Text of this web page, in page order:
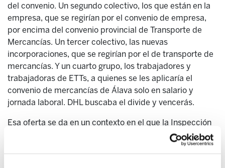
del convenio. Un segundo colectivo, los que están en la
empresa, que se regirían por el convenio de empresa,
por encima del convenio provincial de Transporte de
Mercancías. Un tercer colectivo, las nuevas
incorporaciones, que se regirían por el de transporte de
mercancías. Y un cuarto grupo, los trabajadores y
trabajadoras de ETTs, a quienes se les aplicaría el
convenio de mercancías de Álava solo en salario y
jornada laboral. DHL buscaba el divide y vencerás.
Esa oferta se da en un contexto en el que la Inspección
de Trabajo había dado la razón a ELA sobre el uso
fraudulento que la empresa realizaba de las ETTs.